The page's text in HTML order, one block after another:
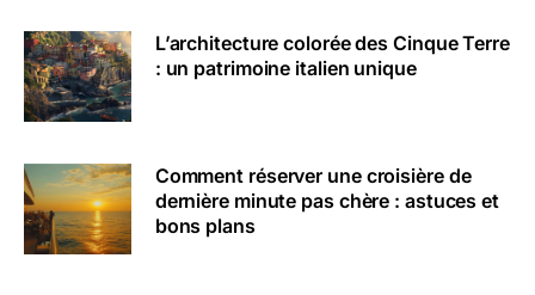
L’architecture colorée des Cinque Terre
: un patrimoine italien unique
Comment réserver une croisière de
dernière minute pas chère : astuces et
bons plans